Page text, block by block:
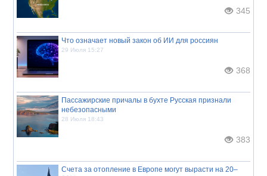
345
Что означает новый закон об ИИ для россиян
29 Июля 15:27
368
Пассажирские причалы в бухте Русская признали
небезопасными
28 Июля 18:43
383
Счета за отопление в Европе могут вырасти на 20–